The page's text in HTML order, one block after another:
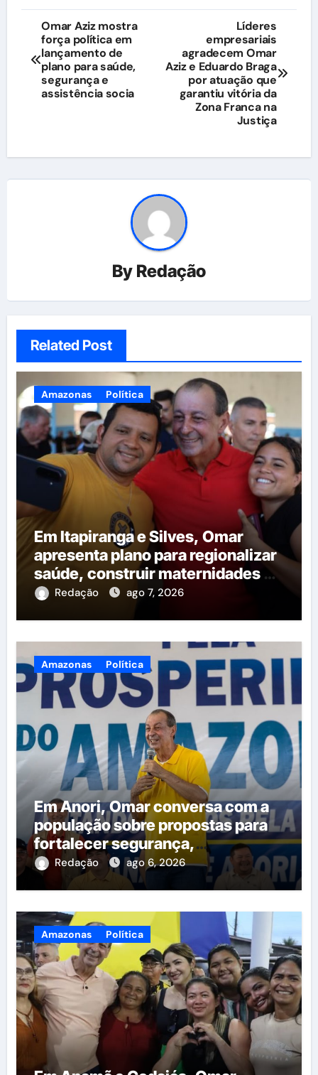
Navegação
de
Post
Omar Aziz mostra
força política em
lançamento de
plano para saúde,
segurança e
assistência socia
Líderes
empresariais
agradecem Omar
Aziz e Eduardo Braga
por atuação que
garantiu vitória da
Zona Franca na
Justiça
By Redação
Related Post
Amazonas Política
Em Itapiranga e Silves, Omar
apresenta plano para regionalizar
saúde, construir maternidades e
hospital regional em Itacoatiara
Redação ago 7, 2026
Amazonas Política
Em Anori, Omar conversa com a
população sobre propostas para
fortalecer segurança,
qualificação profissional e ampliar
serviços públicos
Redação ago 6, 2026
Amazonas Política